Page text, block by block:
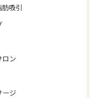
吸引
ロン
ジ